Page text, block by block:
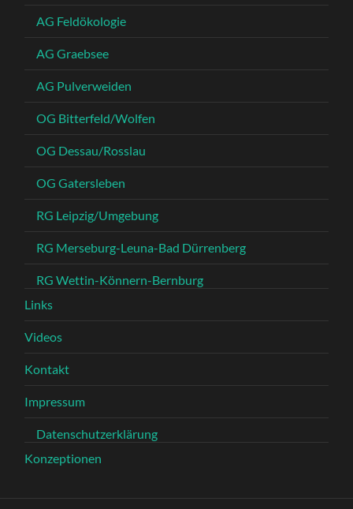
AG Feldökologie
AG Graebsee
AG Pulverweiden
OG Bitterfeld/Wolfen
OG Dessau/Rosslau
OG Gatersleben
RG Leipzig/Umgebung
RG Merseburg-Leuna-Bad Dürrenberg
RG Wettin-Könnern-Bernburg
Links
Videos
Kontakt
Impressum
Datenschutzerklärung
Konzeptionen